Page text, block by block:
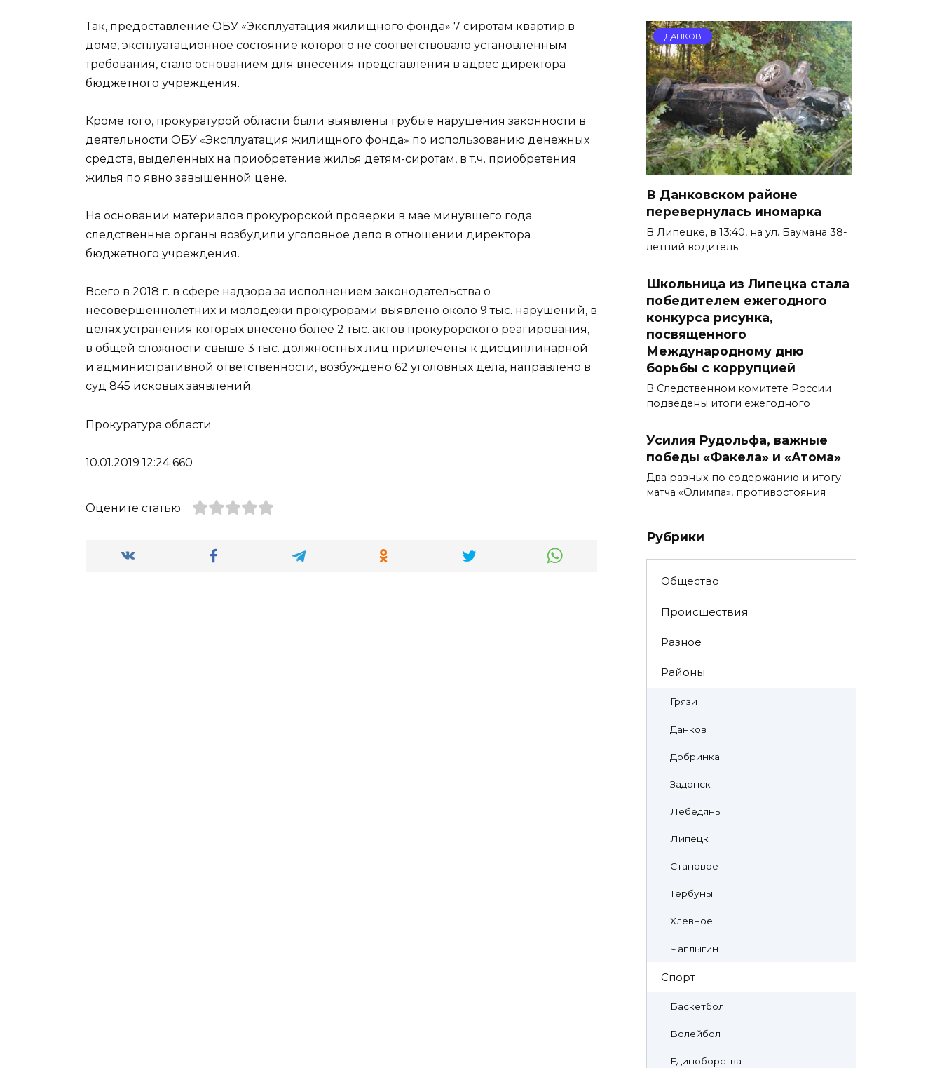
Так, предоставление ОБУ «Эксплуатация жилищного фонда» 7 сиротам квартир в
доме, эксплуатационное состояние которого не соответствовало установленным
требования, стало основанием для внесения представления в адрес директора
бюджетного учреждения.
Кроме того, прокуратурой области были выявлены грубые нарушения законности в
деятельности ОБУ «Эксплуатация жилищного фонда» по использованию денежных
средств, выделенных на приобретение жилья детям-сиротам, в т.ч. приобретения
жилья по явно завышенной цене.
На основании материалов прокурорской проверки в мае минувшего года
следственные органы возбудили уголовное дело в отношении директора
бюджетного учреждения.
Всего в 2018 г. в сфере надзора за исполнением законодательства о
несовершеннолетних и молодежи прокурорами выявлено около 9 тыс. нарушений, в
целях устранения которых внесено более 2 тыс. актов прокурорского реагирования,
в общей сложности свыше 3 тыс. должностных лиц привлечены к дисциплинарной
и административной ответственности, возбуждено 62 уголовных дела, направлено в
суд 845 исковых заявлений.
Прокуратура области
10.01.2019 12:24 660
Оцените статью
ДАНКОВ
В Данковском районе
перевернулась иномарка
В Липецке, в 13:40, на ул. Баумана 38-
летний водитель
Школьница из Липецка стала
победителем ежегодного
конкурса рисунка,
посвященного
Международному дню
борьбы с коррупцией
В Следственном комитете России
подведены итоги ежегодного
Усилия Рудольфа, важные
победы «Факела» и «Атома»
Два разных по содержанию и итогу
матча «Олимпа», противостояния
Рубрики
Общество
Происшествия
Разное
Районы
Грязи
Данков
Добринка
Задонск
Лебедянь
Липецк
Становое
Тербуны
Хлевное
Чаплыгин
Спорт
Баскетбол
Волейбол
Единоборства